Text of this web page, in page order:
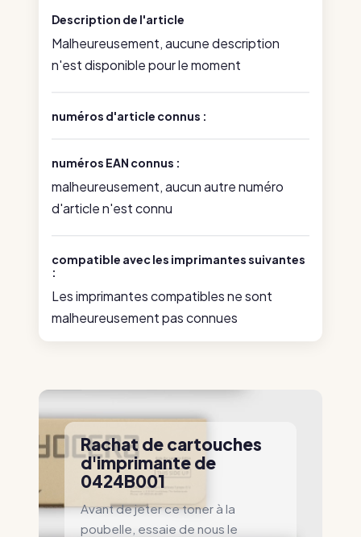
Description de l'article
Malheureusement, aucune description
n'est disponible pour le moment
numéros d'article connus :
numéros EAN connus :
malheureusement, aucun autre numéro
d'article n'est connu
compatible avec les imprimantes suivantes
:
Les imprimantes compatibles ne sont
malheureusement pas connues
Rachat de cartouches
d'imprimante de
0424B001
Avant de jeter ce toner à la
poubelle, essaie de nous le